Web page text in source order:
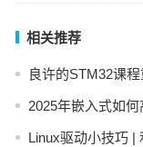
相关推荐
良许的STM32课
2025年嵌入式如何
Linux驱动小技巧 |